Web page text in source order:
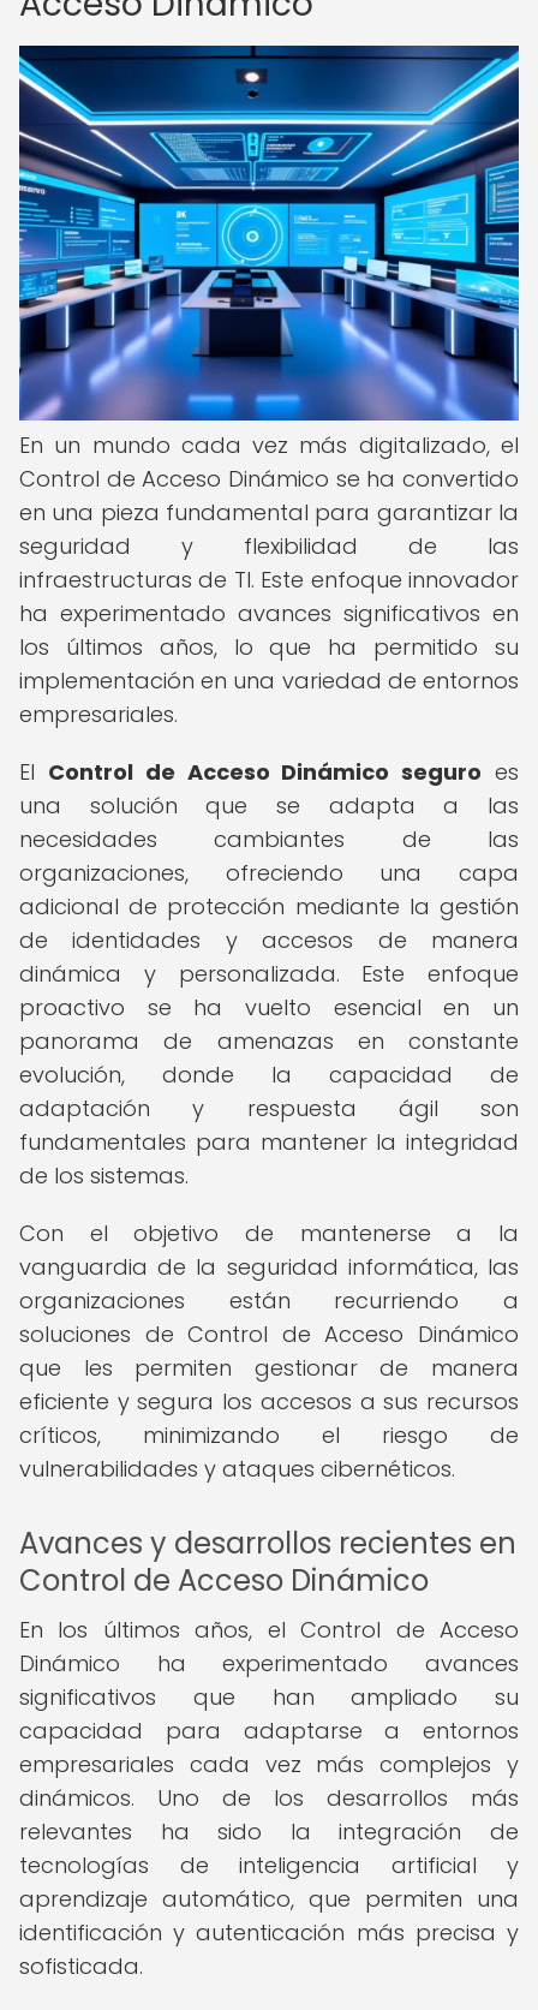
En un mundo cada vez más digitalizado, el
Control de Acceso Dinámico se ha convertido
en una pieza fundamental para garantizar la
seguridad y flexibilidad de las
infraestructuras de TI. Este enfoque innovador
ha experimentado avances significativos en
los últimos años, lo que ha permitido su
implementación en una variedad de entornos
empresariales.
El Control de Acceso Dinámico seguro es
una solución que se adapta a las
necesidades cambiantes de las
organizaciones, ofreciendo una capa
adicional de protección mediante la gestión
de identidades y accesos de manera
dinámica y personalizada. Este enfoque
proactivo se ha vuelto esencial en un
panorama de amenazas en constante
evolución, donde la capacidad de
adaptación y respuesta ágil son
fundamentales para mantener la integridad
de los sistemas.
Con el objetivo de mantenerse a la
vanguardia de la seguridad informática, las
organizaciones están recurriendo a
soluciones de Control de Acceso Dinámico
que les permiten gestionar de manera
eficiente y segura los accesos a sus recursos
críticos, minimizando el riesgo de
vulnerabilidades y ataques cibernéticos.
Avances y desarrollos recientes en
Control de Acceso Dinámico
En los últimos años, el Control de Acceso
Dinámico ha experimentado avances
significativos que han ampliado su
capacidad para adaptarse a entornos
empresariales cada vez más complejos y
dinámicos. Uno de los desarrollos más
relevantes ha sido la integración de
tecnologías de inteligencia artificial y
aprendizaje automático, que permiten una
identificación y autenticación más precisa y
sofisticada.